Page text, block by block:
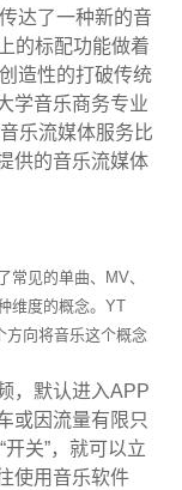
达了一种新的音
的标配功能做着
造性的打破传统
学音乐商务专业
乐流媒体服务比
供的音乐流媒体
常见的单曲、MV、
维度的概念。YT
方向将音乐这个概念
，默认进入APP
或因流量有限只
关”，就可以立
使用音乐软件